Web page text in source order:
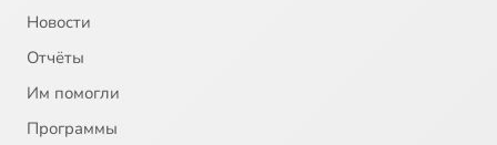
Новости
Отчёты
Им помогли
Программы